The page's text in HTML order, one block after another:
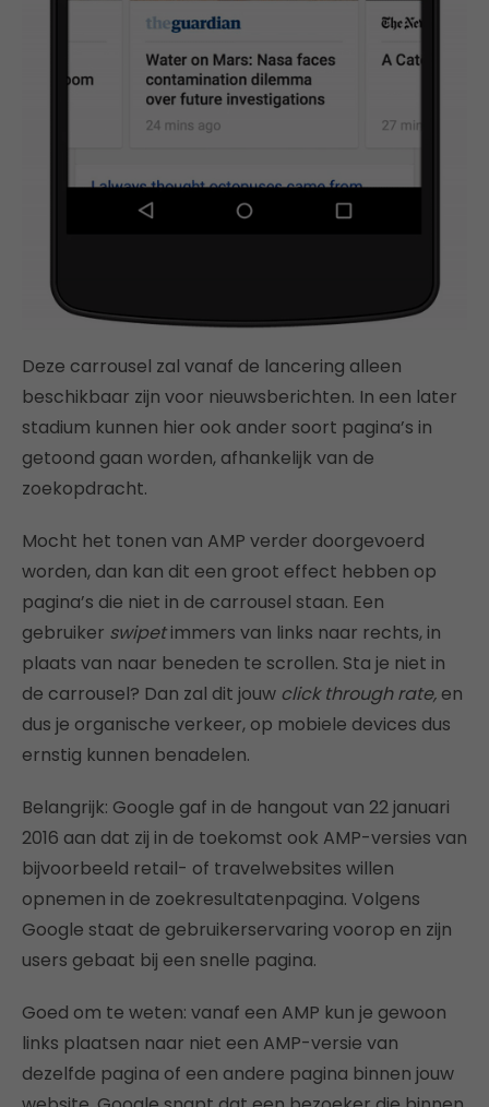
Deze carrousel zal vanaf de lancering alleen
beschikbaar zijn voor nieuwsberichten. In een later
stadium kunnen hier ook ander soort pagina’s in
getoond gaan worden, afhankelijk van de
zoekopdracht.
Mocht het tonen van AMP verder doorgevoerd
worden, dan kan dit een groot effect hebben op
pagina’s die niet in de carrousel staan. Een
gebruiker swipetimmers van links naar rechts, in
plaats van naar beneden te scrollen. Sta je niet in
de carrousel? Dan zal dit jouw click through rate, en
dus je organische verkeer, op mobiele devices dus
ernstig kunnen benadelen.
Belangrijk: Google gaf in de hangout van 22 januari
2016 aan dat zij in de toekomst ook AMP-versies van
bijvoorbeeld retail- of travelwebsites willen
opnemen in de zoekresultatenpagina. Volgens
Google staat de gebruikerservaring voorop en zijn
users gebaat bij een snelle pagina.
Goed om te weten: vanaf een AMP kun je gewoon
links plaatsen naar niet een AMP-versie van
dezelfde pagina of een andere pagina binnen jouw